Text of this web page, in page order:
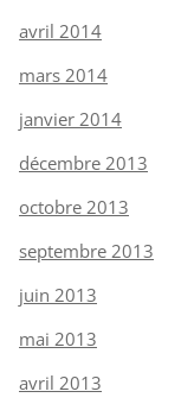
avril 2014
mars 2014
janvier 2014
décembre 2013
octobre 2013
septembre 2013
juin 2013
mai 2013
avril 2013